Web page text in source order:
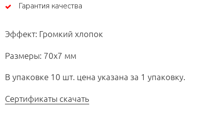
Гарантия качества
Эффект: Громкий хлопок
Размеры: 70х7 мм
В упаковке 10 шт. цена указана за 1 упаковку.
Сертификаты скачать